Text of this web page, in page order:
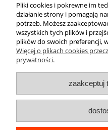
Pliki cookies i pokrewne im
działanie strony i pomagają
potrzeb. Możesz
wszystkich tych plików i
plików do swoich preferencji,
Więcej o plikach cookies
prywatności.
zaakceptuj